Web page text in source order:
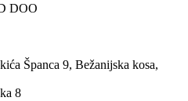
DOO
Španca 9, Bežanijska kosa,
8